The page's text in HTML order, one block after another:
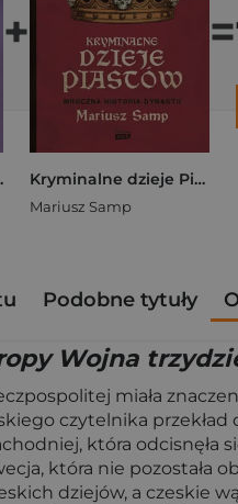
czeskiej
+
Kryminalne dzieje Piastów. Mroczna historia dynastii
Mariusz Samp
=
Podobne tytuły
Wojna
miała
czytelnika
która odcisnęła
która nie pozostała
dziejów, a czeskie